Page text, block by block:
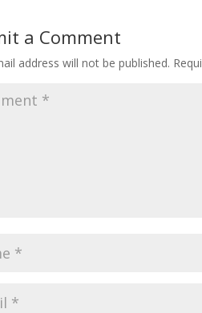
a Comment
address will not be published.